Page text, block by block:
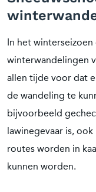
In het
winterwandelingen
allen tijde voor dat
de wandeling te
bijvoorbeeld
lawinegevaar is,
routes worden in
kunnen worden.